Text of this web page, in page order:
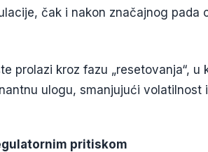
čak i nakon značajnog pada
prolazi kroz fazu „resetovanja“, u
ulogu, smanjujući volatilnost
pritiskom